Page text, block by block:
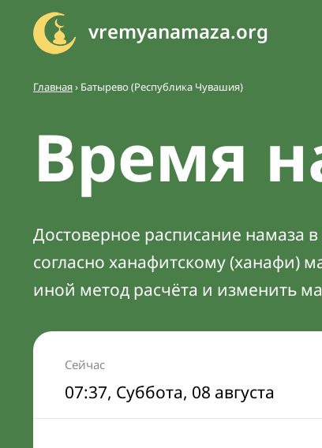
vremyanamaza.org
Главная› Батырево (Республика Чувашия)
Время
Достоверное расписание намаза
согласно ханафитскому (ханафи)
иной метод расчёта и изменить
Сейчас
07:37, Суббота, 08 августа